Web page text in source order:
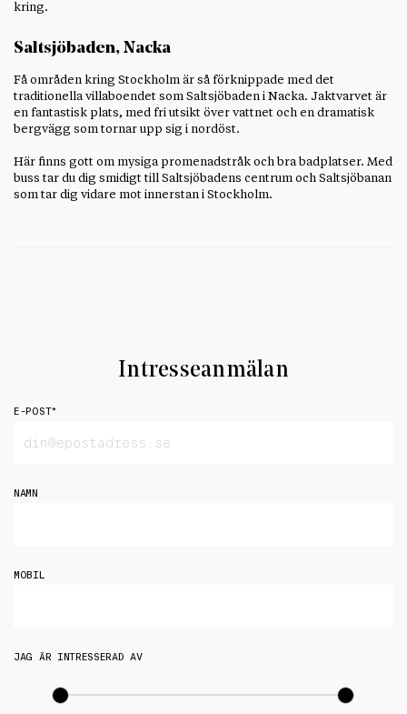
kring.
Saltsjöbaden, Nacka
Få områden kring Stockholm är så förknippade med det
traditionella villaboendet som Saltsjöbaden i Nacka. Jaktvarvet är
en fantastisk plats, med fri utsikt över vattnet och en dramatisk
bergvägg som tornar upp sig i nordöst.
Här finns gott om mysiga promenadstråk och bra badplatser. Med
buss tar du dig smidigt till Saltsjöbadens centrum och Saltsjöbanan
som tar dig vidare mot innerstan i Stockholm.
Intresseanmälan
E-POST*
NAMN
MOBIL
JAG ÄR INTRESSERAD AV